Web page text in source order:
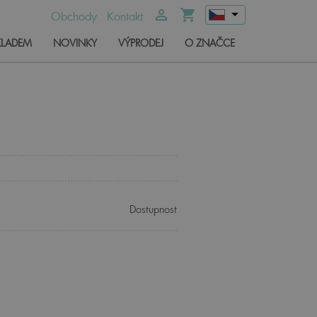
Obchody Kontakt person_outline shopping_cart
arrow_drop_down
NOVINKY VÝPRODEJ O ZNAČCE
Dostupnost